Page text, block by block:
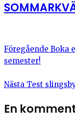
Föregående Boka
semester!
Nästa Test
En